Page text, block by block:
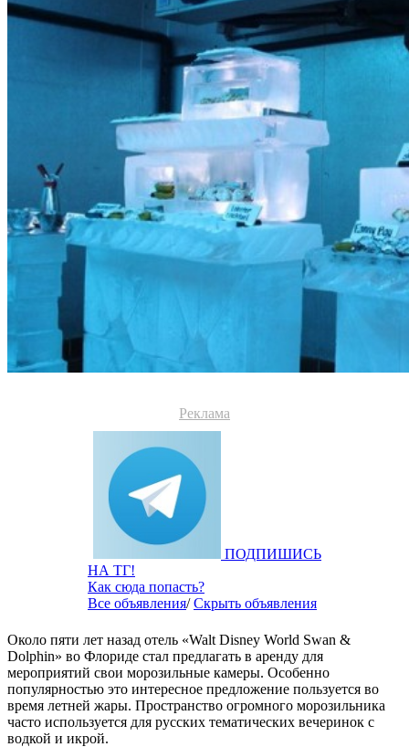
Реклама
ПОДПИШИСЬ
НА ТГ!
Как сюда попасть?
Все объявления/Скрыть объявления
Около пяти лет назад отель «Walt Disney World Swan &
Dolphin» во Флориде стал предлагать в аренду для
мероприятий свои морозильные камеры. Особенно
популярностью это интересное предложение пользуется во
время летней жары. Пространство огромного морозильника
часто используется для русских тематических вечеринок с
водкой и икрой.